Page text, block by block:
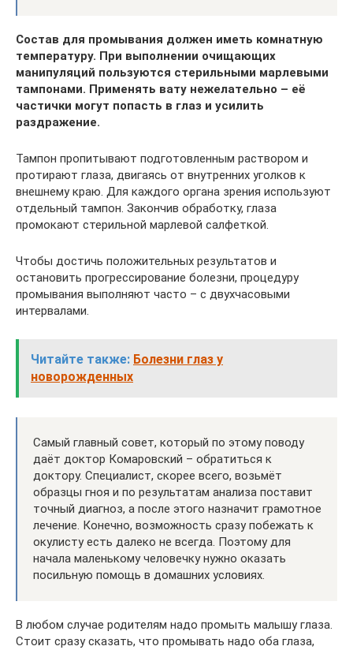
Состав для промывания должен иметь комнатную
температуру. При выполнении очищающих
манипуляций пользуются стерильными марлевыми
тампонами. Применять вату нежелательно – её
частички могут попасть в глаз и усилить
раздражение.
Тампон пропитывают подготовленным раствором и
протирают глаза, двигаясь от внутренних уголков к
внешнему краю. Для каждого органа зрения используют
отдельный тампон. Закончив обработку, глаза
промокают стерильной марлевой салфеткой.
Чтобы достичь положительных результатов и
остановить прогрессирование болезни, процедуру
промывания выполняют часто – с двухчасовыми
интервалами.
Читайте также: Болезни глаз у
новорожденных
Самый главный совет, который по этому поводу
даёт доктор Комаровский – обратиться к
доктору. Специалист, скорее всего, возьмёт
образцы гноя и по результатам анализа поставит
точный диагноз, а после этого назначит грамотное
лечение. Конечно, возможность сразу побежать к
окулисту есть далеко не всегда. Поэтому для
начала маленькому человечку нужно оказать
посильную помощь в домашних условиях.
В любом случае родителям надо промыть малышу глаза.
Стоит сразу сказать, что промывать надо оба глаза,